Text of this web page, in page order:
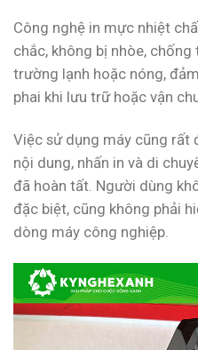
Công nghệ in mực nhiệt
chắc, không bị nhòe,
trường lạnh hoặc nóng,
phai khi lưu trữ hoặc vận
Việc sử dụng máy cũng rất
nội dung, nhấn in và di
đã hoàn tất. Người dùng
đặc biệt, cũng không phải
dòng máy công nghiệp.